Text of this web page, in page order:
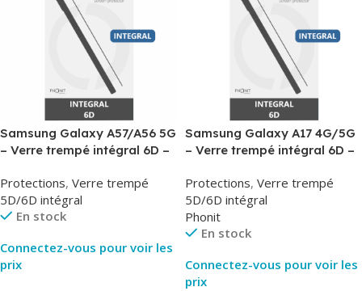
Samsung Galaxy A57/A56 5G
– Verre trempé intégral 6D –
Protections, Verre trempé
5D/6D intégral
En stock
Connectez-vous pour voir les
prix
Samsung Galaxy A17 4G/5G
– Verre trempé intégral 6D –
Protections, Verre trempé
5D/6D intégral
Phonit
En stock
Connectez-vous pour voir les
prix